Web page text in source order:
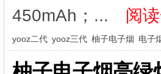
450mAh；‌...
阅
yooz二代 yooz三代 柚子电子烟 电子